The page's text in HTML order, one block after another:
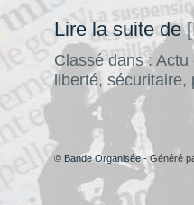
Lire la suite de
Classé dans :Actu
liberté, sécuritaire,
© Bande Organisée- Généré